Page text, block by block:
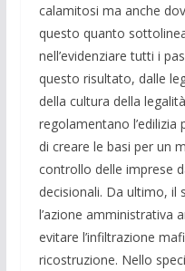
calamitosi ma anche
questo quanto
nell’evidenziare tutti i
questo risultato, dalle
della cultura della
regolamentano l’edilizia
di creare le basi per un
controllo delle imprese
decisionali. Da ultimo, il
l’azione amministrativa
evitare l’infiltrazione
ricostruzione. Nello